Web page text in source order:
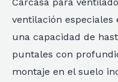
ventilación
una capacidad de
puntales con
montaje en el suelo